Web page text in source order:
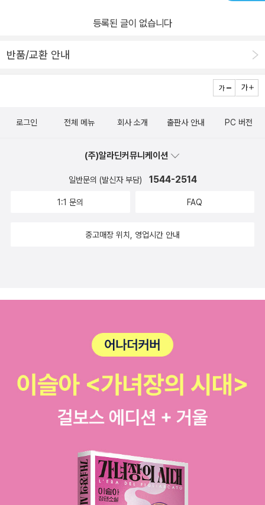
등록된 글이 없습니다
반품/교환 안내
로그인 전체 메뉴 회사 소개 출판사 안내 PC 버전
(주)알라딘커뮤니케이션
일반문의 (발신자 부담) 1544-2514
1:1 문의 FAQ
중고매장 위치, 영업시간 안내